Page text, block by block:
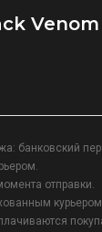
Venom
банковский
отправки.